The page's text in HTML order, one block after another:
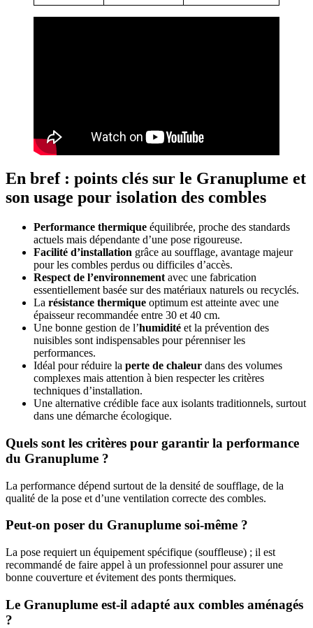
En bref : points clés sur le Granuplume et
son usage pour isolation des combles
Performance thermique équilibrée, proche des standards
actuels mais dépendante d’une pose rigoureuse.
Facilité d’installation grâce au soufflage, avantage majeur
pour les combles perdus ou difficiles d’accès.
Respect de l’environnement avec une fabrication
essentiellement basée sur des matériaux naturels ou recyclés.
La résistance thermique optimum est atteinte avec une
épaisseur recommandée entre 30 et 40 cm.
Une bonne gestion de l’humidité et la prévention des
nuisibles sont indispensables pour pérenniser les
performances.
Idéal pour réduire la perte de chaleur dans des volumes
complexes mais attention à bien respecter les critères
techniques d’installation.
Une alternative crédible face aux isolants traditionnels, surtout
dans une démarche écologique.
Quels sont les critères pour garantir la performance
du Granuplume ?
La performance dépend surtout de la densité de soufflage, de la
qualité de la pose et d’une ventilation correcte des combles.
Peut-on poser du Granuplume soi-même ?
La pose requiert un équipement spécifique (souffleuse) ; il est
recommandé de faire appel à un professionnel pour assurer une
bonne couverture et évitement des ponts thermiques.
Le Granuplume est-il adapté aux combles aménagés
?